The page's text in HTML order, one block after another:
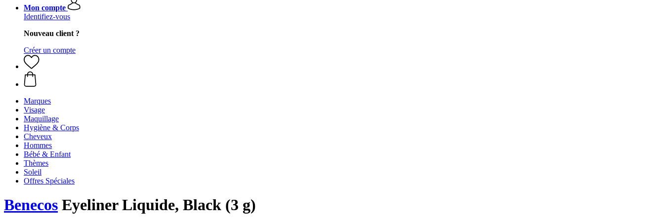
Mon compte
Identifiez-vous
Nouveau client ?
Créer un compte
Marques
Visage
Maquillage
Hygiène & Corps
Cheveux
Hommes
Bébé & Enfant
Thèmes
Soleil
Offres Spéciales
Benecos Eyeliner Liquide, Black (3 g)